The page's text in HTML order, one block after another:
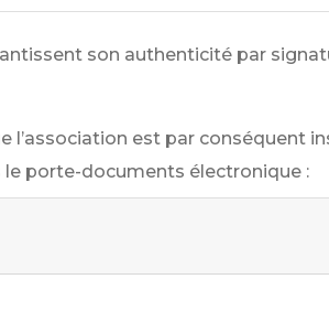
son authenticité par
l’association est par conséquent
porte-documents électronique :